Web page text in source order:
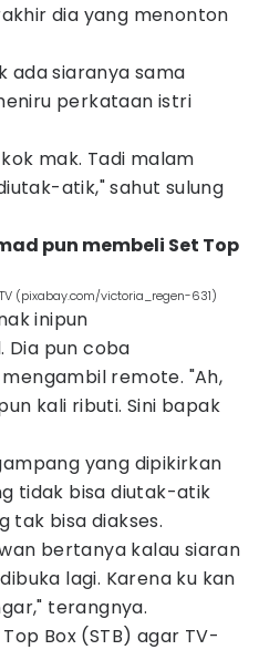
dia yang menonton
ada siaranya sama
perkataan istri
mak. Tadi malam
atik," sahut sulung
pun membeli Set Top
(pixabay.com/victoria_regen-631)
inipun
Dia pun coba
remote. "Ah,
kali ributi. Sini bapak
yang dipikirkan
tidak bisa diutak-atik
tak bisa diakses.
bertanya kalau siaran
lagi. Karena ku kan
terangnya.
Box (STB) agar TV-